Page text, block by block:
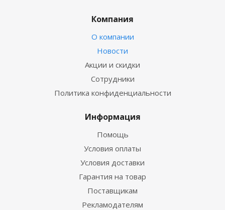
Компания
О компании
Новости
Акции и скидки
Сотрудники
Политика конфиденциальности
Информация
Помощь
Условия оплаты
Условия доставки
Гарантия на товар
Поставщикам
Рекламодателям